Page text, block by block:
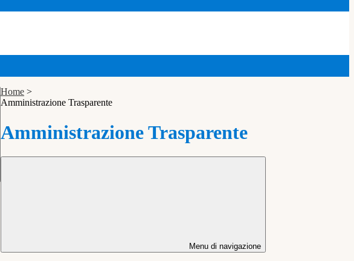
Home >
Amministrazione Trasparente
Amministrazione Trasparente
Menu di navigazione